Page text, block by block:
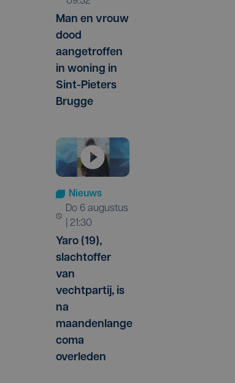
Man en vrouw
dood
aangetroffen
in woning in
Sint-Pieters
Brugge
Nieuws
do 6 augustus
| 21:30
Yaro (19),
slachtoffer
van
vechtpartij, is
na
maandenlange
coma
overleden